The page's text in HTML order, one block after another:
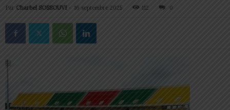
Par Charbel SOSSOUVI - 16 septembre 2025 112 0